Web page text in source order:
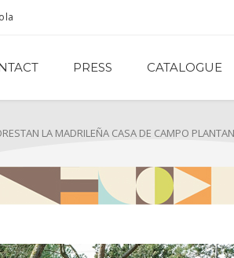
PRESS CATALOGUE
LA MADRILEÑA CASA DE CAMPO